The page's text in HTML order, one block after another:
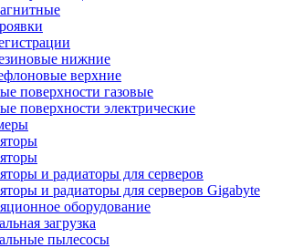
нижние
верхние
поверхности газовые
поверхности электрические
и радиаторы для серверов
и радиаторы для серверов Gigabyte
оборудование
загрузка
пылесосы